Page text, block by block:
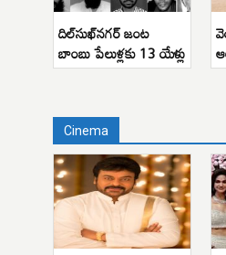
దిల్‌సుఖ్‌నగర్ జంట
బాంబు పేలుళ్లకు 13 యేళ్లు
Cinema